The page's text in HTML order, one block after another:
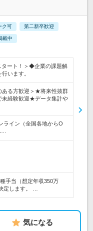
ク可 第二新卒歓迎
載中
タート！＞◆企業の課題解
います。
ある方歓迎＞★将来性抜群
未経験歓迎★データ集計や
ライン（全国各地からO
手当（想定年収350万
定します。 …
気になる